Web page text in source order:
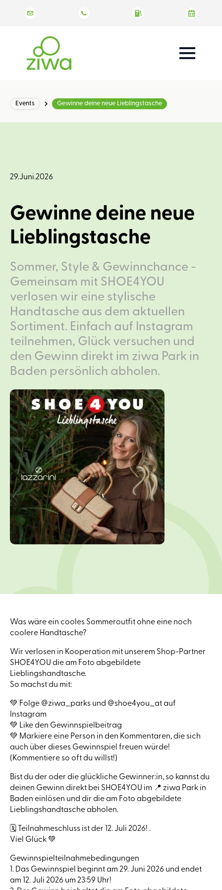
Events Gewinne deine neue Lieblingstasche
29.Juni.2026
Gewinne deine neue
Lieblingstasche
Sommer, Style & Gewinnchance -
Gemeinsam mit SHOE4YOU
verlosen wir eine stylische
Handtasche aus dem aktuellen
Sortiment. Einfach auf Instagram
teilnehmen, Glück versuchen und
den Gewinn direkt im ziwa Park in
Baden persönlich abholen.
Was wäre ein cooles Sommeroutfit ohne eine noch
coolere Handtasche?
Wir verlosen in Kooperation mit unserem Shop-Partner
SHOE4YOU die am Foto abgebildete
Lieblingshandtasche.
So machst du mit:
💚 Folge @ziwa_parks und @shoe4you_at auf
Instagram
💚 Like den Gewinnspielbeitrag
💚 Markiere eine Person in den Kommentaren, die sich
auch über dieses Gewinnspiel freuen würde!
(Kommentiere so oft du willst!)
Bist du der oder die glückliche Gewinner:in, so kannst du
deinen Gewinn direkt bei SHOE4YOU im 📍 ziwa Park in
Baden einlösen und dir die am Foto abgebildete
Lieblingshandtasche abholen.
🗓️ Teilnahmeschluss ist der 12. Juli 2026! .
Viel Glück 💚
Gewinnspielteilnahmebedingungen
1. Das Gewinnspiel beginnt am 29. Juni 2026 und endet
am 12. Juli 2026 um 23:59 Uhr!